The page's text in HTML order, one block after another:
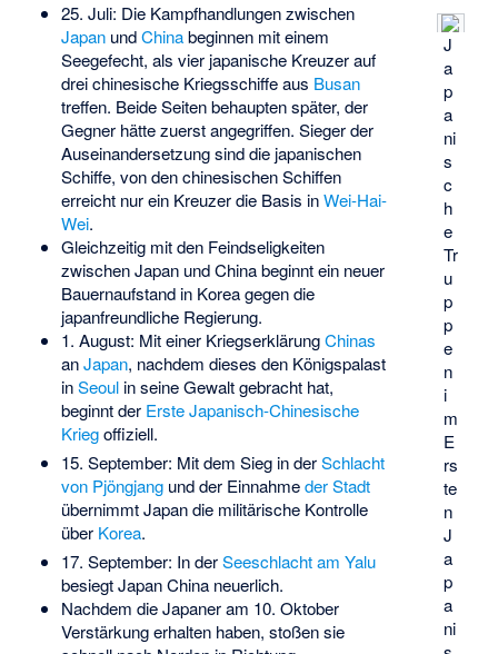
J
a
p
a
ni
s
c
h
e
Tr
u
p
p
e
n
i
m
E
rs
te
n
J
a
p
a
ni
25. Juli: Die Kampfhandlungen zwischen
JapanundChinabeginnen mit einem
Seegefecht, als vier japanische Kreuzer auf
drei chinesische Kriegsschiffe aus Busan
treffen. Beide Seiten behaupten später, der
Gegner hätte zuerst angegriffen. Sieger der
Auseinandersetzung sind die japanischen
Schiffe, von den chinesischen Schiffen
erreicht nur ein Kreuzer die Basis inWei-Hai-
Wei.
Gleichzeitig mit den Feindseligkeiten
zwischen Japan und China beginnt ein neuer
Bauernaufstand in Korea gegen die
japanfreundliche Regierung.
1. August: Mit einer KriegserklärungChinas
anJapan, nachdem dieses den Königspalast
inSeoulin seine Gewalt gebracht hat,
beginnt der Erste Japanisch-Chinesische
Kriegoffiziell.
15. September: Mit dem Sieg in derSchlacht
von Pjöngjangund der Einnahmeder Stadt
übernimmt Japan die militärische Kontrolle
über Korea.
17. September: In derSeeschlacht am Yalu
besiegt Japan China neuerlich.
Nachdem die Japaner am 10. Oktober
Verstärkung erhalten haben, stoßen sie